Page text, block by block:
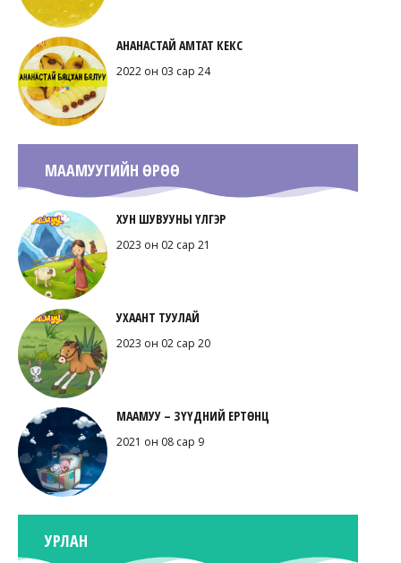
АНАНАСТАЙ АМТАТ КЕКС
2022 он 03 сар 24
МААМУУГИЙН ӨРӨӨ
ХУН ШУВУУНЫ ҮЛГЭР
2023 он 02 сар 21
УХААНТ ТУУЛАЙ
2023 он 02 сар 20
МААМУУ – ЗҮҮДНИЙ ЕРТӨНЦ
2021 он 08 сар 9
УРЛАН